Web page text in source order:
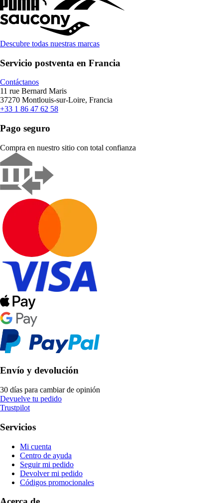
Descubre todas nuestras marcas
Servicio postventa en Francia
Contáctanos
11 rue Bernard Maris
37270 Montlouis-sur-Loire, Francia
+33 1 86 47 62 58
Pago seguro
Compra en nuestro sitio con total confianza
Envío y devolución
30 días para cambiar de opinión
Devuelve tu pedido
Trustpilot
Servicios
Mi cuenta
Centro de ayuda
Seguir mi pedido
Devolver mi pedido
Códigos promocionales